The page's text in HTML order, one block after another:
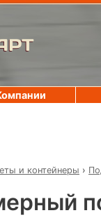
и контейнеры ›